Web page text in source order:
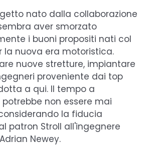
nato dalla collaborazione
aver smorzato
i buoni propositi nati col
la nuova era motoristica.
nuove stretture, impiantare
proveniente dai top
a qui. Il tempo a
potrebbe non essere mai
la fiducia
patron Stroll all'ingegnere
Newey.